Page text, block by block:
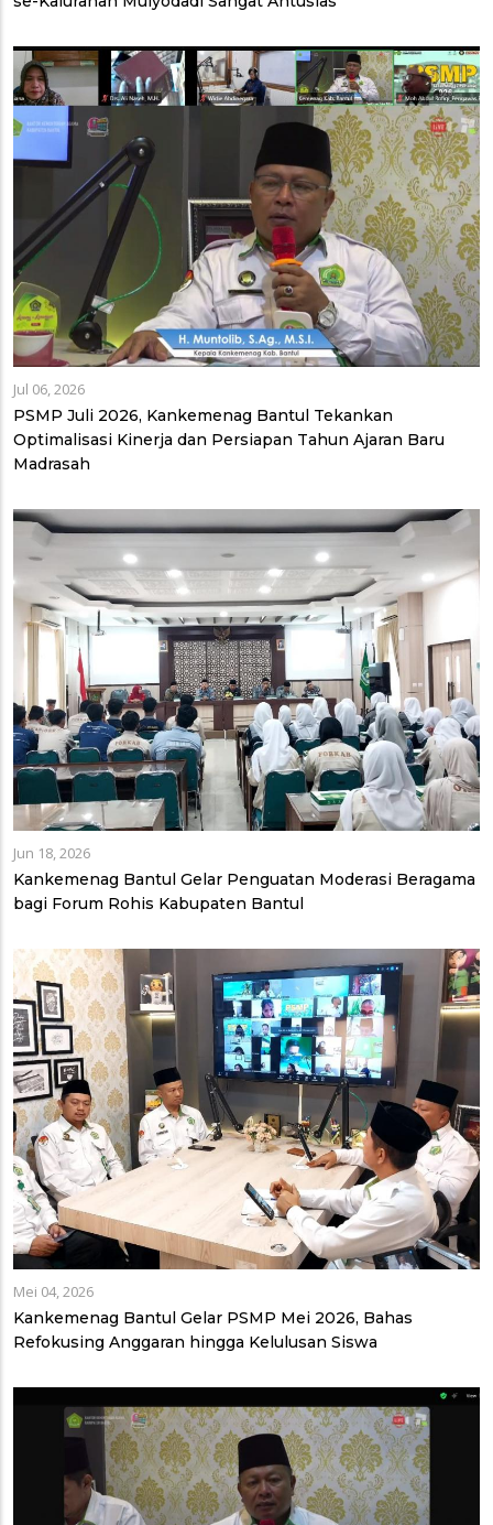
Jul 06, 2026
PSMP Juli 2026, Kankemenag Bantul Tekankan
Optimalisasi Kinerja dan Persiapan Tahun Ajaran Baru
Madrasah
Jun 18, 2026
Kankemenag Bantul Gelar Penguatan Moderasi Beragama
bagi Forum Rohis Kabupaten Bantul
Mei 04, 2026
Kankemenag Bantul Gelar PSMP Mei 2026, Bahas
Refokusing Anggaran hingga Kelulusan Siswa